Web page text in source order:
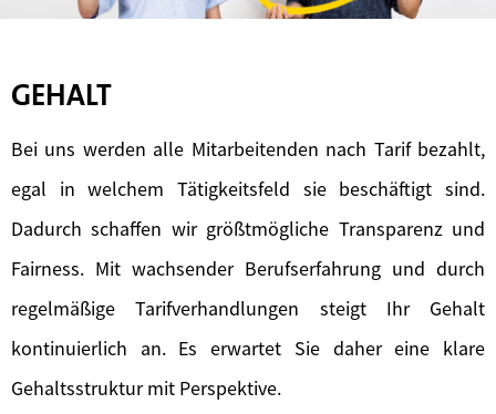
GEHALT
Bei uns werden alle Mitarbeitenden nach Tarif bezahlt,
egal in welchem Tätigkeitsfeld sie beschäftigt sind.
Dadurch schaffen wir größtmögliche Transparenz und
Fairness. Mit wachsender Berufserfahrung und durch
regelmäßige Tarifverhandlungen steigt Ihr Gehalt
kontinuierlich an. Es erwartet Sie daher eine klare
Gehaltsstruktur mit Perspektive.